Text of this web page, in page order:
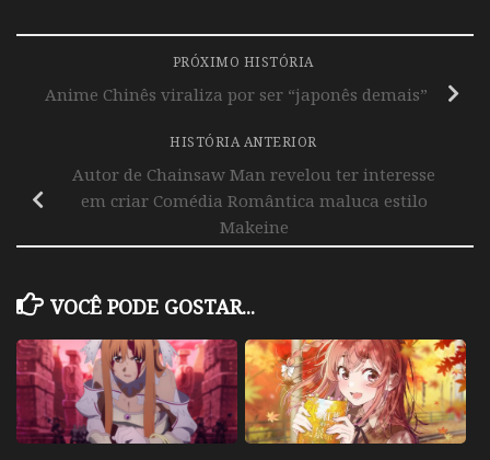
PRÓXIMO HISTÓRIA
Anime Chinês viraliza por ser “japonês demais”
HISTÓRIA ANTERIOR
Autor de Chainsaw Man revelou ter interesse
em criar Comédia Romântica maluca estilo
Makeine
VOCÊ PODE GOSTAR...